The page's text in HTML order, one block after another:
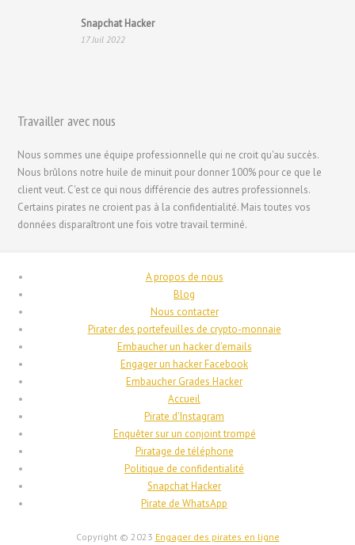
Snapchat Hacker
17 Juil 2022
Travailler avec nous
Nous sommes une équipe professionnelle qui ne croit qu'au succès.
Nous brûlons notre huile de minuit pour donner 100% pour ce que le
client veut. C'est ce qui nous différencie des autres professionnels.
Certains pirates ne croient pas à la confidentialité. Mais toutes vos
données disparaîtront une fois votre travail terminé.
A propos de nous
Blog
Nous contacter
Pirater des portefeuilles de crypto-monnaie
Embaucher un hacker d'emails
Engager un hacker Facebook
Embaucher Grades Hacker
Accueil
Pirate d'Instagram
Enquêter sur un conjoint trompé
Piratage de téléphone
Politique de confidentialité
Snapchat Hacker
Pirate de WhatsApp
Copyright © 2023 Engager des pirates en ligne
English (New Zealand)
English (Canada)
English (UK)
العربية
Deutsch
Deutsch (Österreich)
Deutsch (Schweiz)
Español
فارسی
עִבְרִית
Hrvatski